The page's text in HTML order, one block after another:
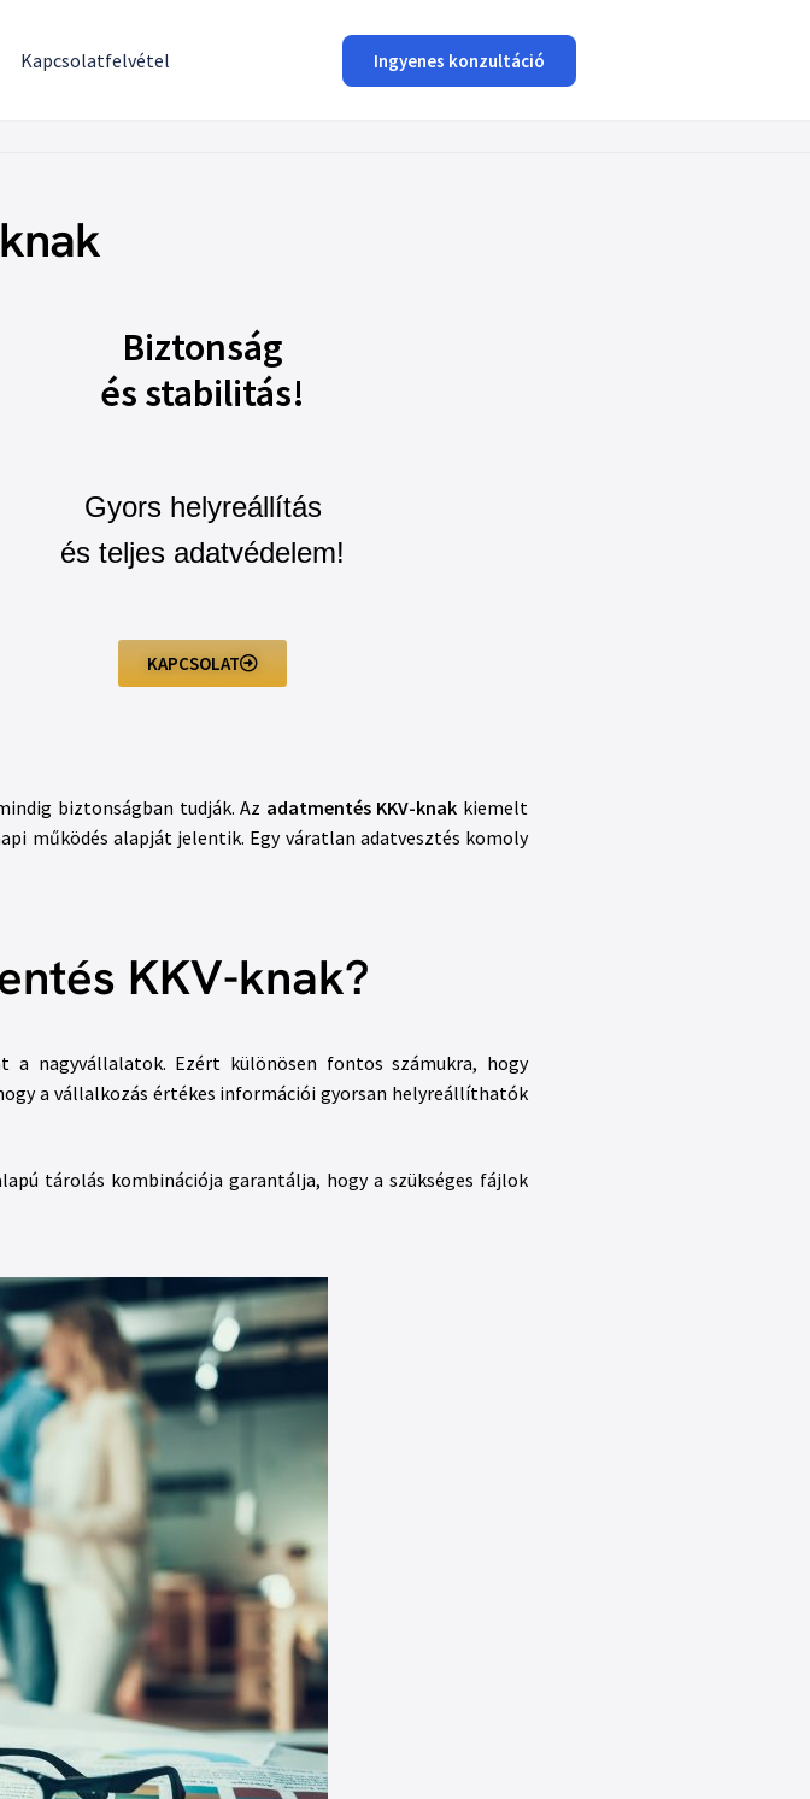
Kapcsolatfelvétel Ingyenes konzultáció
Biztonság
és stabilitás!
Gyors helyreállítás
és teljes adatvédelem!
KAPCSOLAT
biztonságban tudják. Az adatmentés KKV-knak kiemelt
működés alapját jelentik. Egy váratlan adatvesztés komoly
KKV-knak?
a nagyvállalatok. Ezért különösen fontos számukra, hogy
a vállalkozás értékes információi gyorsan helyreállíthatók
tárolás kombinációja garantálja, hogy a szükséges fájlok